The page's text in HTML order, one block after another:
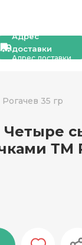
Адрес
доставки
Адрес доставки
35 гр
ТМ
сухие
и уксус